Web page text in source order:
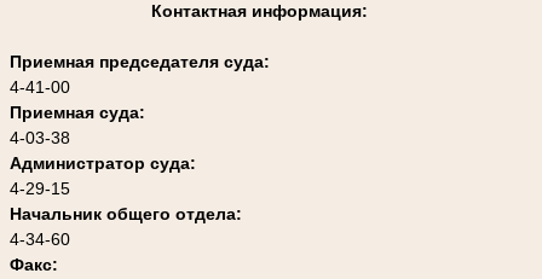
Контактная информация:
Приемная председателя суда:
4-41-00
Приемная суда:
4-03-38
Администратор суда:
4-29-15
Начальник общего отдела:
4-34-60
Факс: